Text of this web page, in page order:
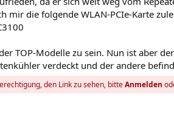
mir die folgende WLAN-PCIe-Karte
TOP-Modelle zu sein. Nun ist aber
verdeckt und der andere
den Link zu sehen, bitteAnmelden